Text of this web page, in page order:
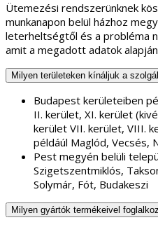
Ütemezési rendszerünknek
munkanapon belül házhoz
leterheltségtől és a probléma
amit a megadott adatok
Milyen területeken kínáljuk a
Budapest kerületeiben
II. kerület, XI. kerület
kerület VII. kerület, VIII.
példáúl Maglód, Vecsés,
Pest megyén belüli
Szigetszentmiklós,
Solymár, Fót, Budakeszi
Milyen gyártók termékeivel